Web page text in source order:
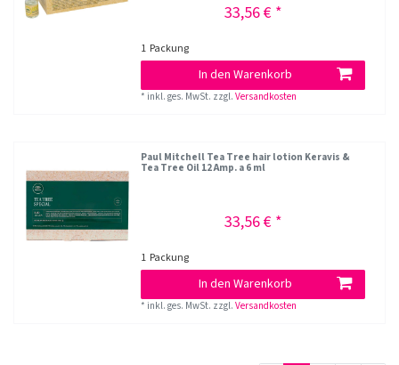
33,56 € *
1 Packung
In den Warenkorb
* inkl. ges. MwSt. zzgl.Versandkosten
Paul Mitchell Tea Tree hair lotion Keravis &
Tea Tree Oil 12 Amp. a 6 ml
33,56 € *
1 Packung
In den Warenkorb
* inkl. ges. MwSt. zzgl.Versandkosten